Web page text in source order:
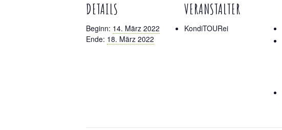
DETAILS
Beginn: 14. März 2022
Ende: 18. März 2022
VERANSTALTER
KondiTOURei